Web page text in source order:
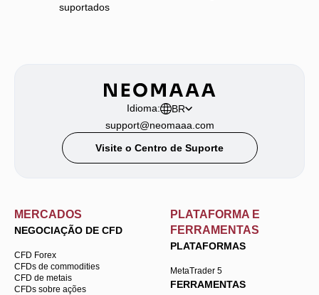
suportados
Idioma:
BR
support@neomaaa.com
Visite o Centro de Suporte
MERCADOS
NEGOCIAÇÃO DE CFD
CFD Forex
CFDs de commodities
CFD de metais
CFDs sobre ações
PLATAFORMA E
FERRAMENTAS
PLATAFORMAS
MetaTrader 5
FERRAMENTAS